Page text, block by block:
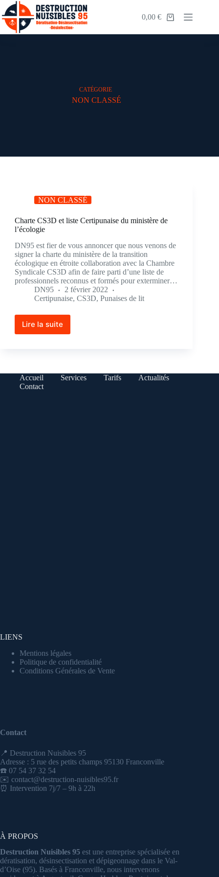
0,00€
CATÉGORIE
NON CLASSÉ
NON CLASSÉ
Charte CS3D et liste Certipunaise du ministère de
l’écologie
DN95 est fier de vous annoncer que nous venons de
signer la charte du ministère de la transition
écologique en étroite collaboration avec la Chambre
Syndicale CS3D afin de faire parti d’une liste de
professionnels reconnus et formés pour exterminer…
DN95
2 février 2022
Certipunaise, CS3D, Punaises de lit
Lire la suite
Accueil Services Tarifs
Actualités
Contact
LIENS
Mentions légales
Politique de confidentialité
Conditions Générales de Vente
Contact
📍 Destruction Nuisibles 95
Adresse : 5 rue des petits champs 95130 Franconville
☎️ 07 54 37 32 54
✉️ contact@destruction-nuisibles95.fr
⏰ Intervention 7j/7 – 9h à 22h
À PROPOS
Destruction Nuisibles 95 est une entreprise spécialisée en
dératisation, désinsectisation et dépigeonnage dans le Val-
d’Oise (95). Basés à Franconville, nous intervenons